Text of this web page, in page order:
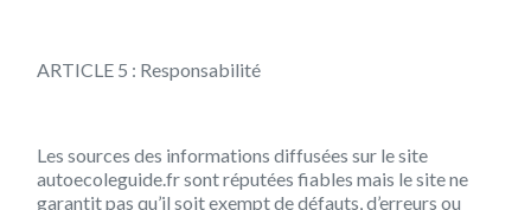
ARTICLE 5 : Responsabilité
Les sources des informations diffusées sur le site
autoecoleguide.fr sont réputées fiables mais le site ne
garantit pas qu’il soit exempt de défauts, d’erreurs ou